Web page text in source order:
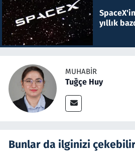
yıllık
MUHABIR
Tuğçe Huy
Bunlar da ilginizi